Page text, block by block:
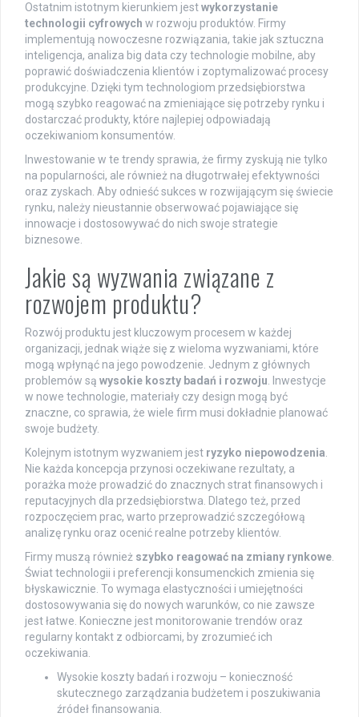
Ostatnim istotnym kierunkiem jestwykorzystanie
technologii cyfrowych w rozwoju produktów. Firmy
implementują nowoczesne rozwiązania, takie jak sztuczna
inteligencja, analiza big data czy technologie mobilne, aby
poprawić doświadczenia klientów i zoptymalizować procesy
produkcyjne. Dzięki tym technologiom przedsiębiorstwa
mogą szybko reagować na zmieniające się potrzeby rynku i
dostarczać produkty, które najlepiej odpowiadają
oczekiwaniom konsumentów.
Inwestowanie w te trendy sprawia, że firmy zyskują nie tylko
na popularności, ale również na długotrwałej efektywności
oraz zyskach. Aby odnieść sukces w rozwijającym się świecie
rynku, należy nieustannie obserwować pojawiające się
innowacje i dostosowywać do nich swoje strategie
biznesowe.
Jakie są wyzwania związane z
rozwojem produktu?
Rozwój produktu jest kluczowym procesem w każdej
organizacji, jednak wiąże się z wieloma wyzwaniami, które
mogą wpłynąć na jego powodzenie. Jednym z głównych
problemów są wysokie koszty badań i rozwoju. Inwestycje
w nowe technologie, materiały czy design mogą być
znaczne, co sprawia, że wiele firm musi dokładnie planować
swoje budżety.
Kolejnym istotnym wyzwaniem jest ryzyko niepowodzenia.
Nie każda koncepcja przynosi oczekiwane rezultaty, a
porażka może prowadzić do znacznych strat finansowych i
reputacyjnych dla przedsiębiorstwa. Dlatego też, przed
rozpoczęciem prac, warto przeprowadzić szczegółową
analizę rynku oraz ocenić realne potrzeby klientów.
Firmy muszą również szybko reagować na zmiany rynkowe.
Świat technologii i preferencji konsumenckich zmienia się
błyskawicznie. To wymaga elastyczności i umiejętności
dostosowywania się do nowych warunków, co nie zawsze
jest łatwe. Konieczne jest monitorowanie trendów oraz
regularny kontakt z odbiorcami, by zrozumieć ich
oczekiwania.
Wysokie koszty badań i rozwoju – konieczność
skutecznego zarządzania budżetem i poszukiwania
źródeł finansowania.